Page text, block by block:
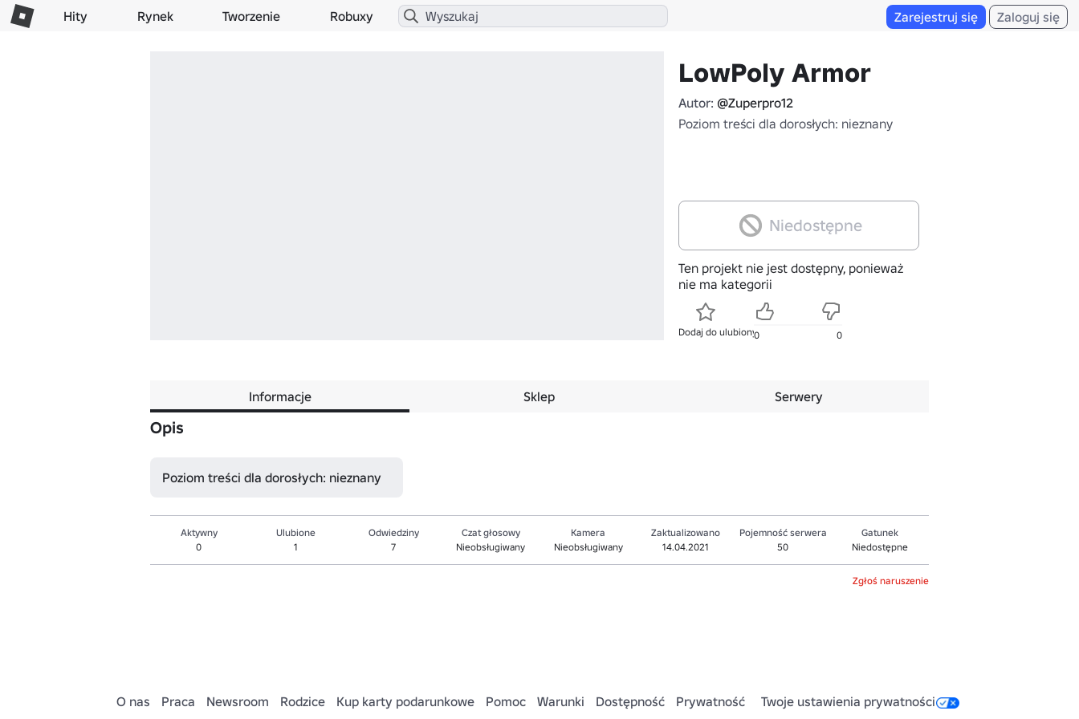
Hity Rynek Tworzenie Robuxy Zarejestruj się Zaloguj się
LowPoly Armor
Autor: @Zuperpro12
Poziom treści dla dorosłych: nieznany
Niedostępne
Ten projekt nie jest dostępny, ponieważ
nie ma kategorii
Dodaj do ulubionych
0 0
Informacje Sklep Serwery
Opis
Poziom treści dla dorosłych: nieznany
Aktywny
0
Ulubione
1
Odwiedziny
7
Czat głosowy
Nieobsługiwany
Kamera
Nieobsługiwany
Zaktualizowano
14.04.2021
Pojemność serwera
50
Gatunek
Niedostępne
Zgłoś naruszenie
O nas Praca Newsroom Rodzice Kup karty podarunkowe Pomoc Warunki Dostępność Prywatność Twoje ustawienia prywatności